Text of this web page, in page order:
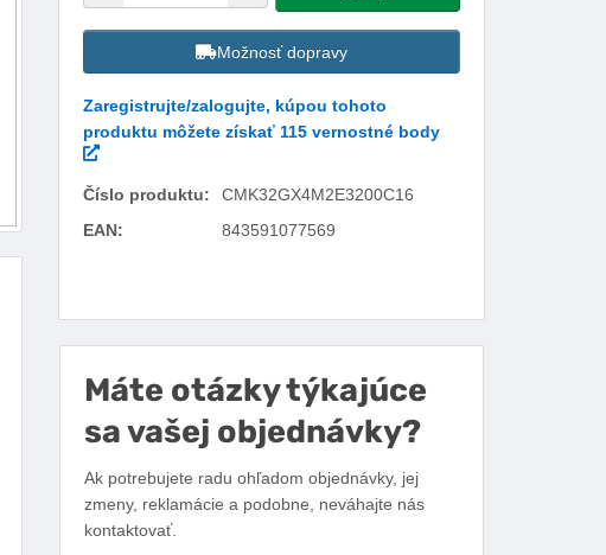
Možnosť dopravy
Zaregistrujte/zalogujte, kúpou tohoto
produktu môžete získať 115 vernostné body
Číslo produktu:
CMK32GX4M2E3200C16
EAN:
843591077569
Máte otázky týkajúce
sa vašej objednávky?
Ak potrebujete radu ohľadom objednávky, jej
zmeny, reklamácie a podobne, neváhajte nás
kontaktovať.